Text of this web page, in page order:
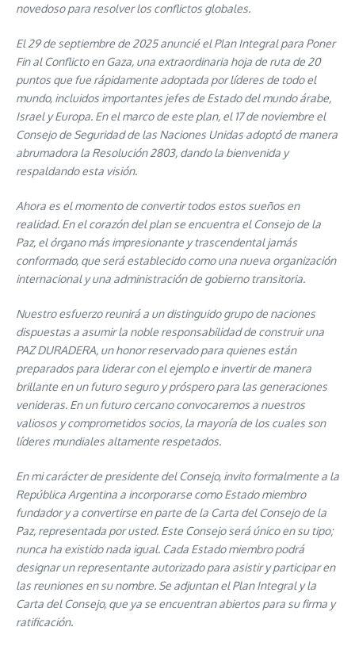
novedoso para resolver los conflictos globales.
El 29 de septiembre de 2025 anuncié el Plan Integral para Poner
Fin al Conflicto en Gaza, una extraordinaria hoja de ruta de 20
puntos que fue rápidamente adoptada por líderes de todo el
mundo, incluidos importantes jefes de Estado del mundo árabe,
Israel y Europa. En el marco de este plan, el 17 de noviembre el
Consejo de Seguridad de las Naciones Unidas adoptó de manera
abrumadora la Resolución 2803, dando la bienvenida y
respaldando esta visión.
Ahora es el momento de convertir todos estos sueños en
realidad. En el corazón del plan se encuentra el Consejo de la
Paz, el órgano más impresionante y trascendental jamás
conformado, que será establecido como una nueva organización
internacional y una administración de gobierno transitoria.
Nuestro esfuerzo reunirá a un distinguido grupo de naciones
dispuestas a asumir la noble responsabilidad de construir una
PAZ DURADERA, un honor reservado para quienes están
preparados para liderar con el ejemplo e invertir de manera
brillante en un futuro seguro y próspero para las generaciones
venideras. En un futuro cercano convocaremos a nuestros
valiosos y comprometidos socios, la mayoría de los cuales son
líderes mundiales altamente respetados.
En mi carácter de presidente del Consejo, invito formalmente a la
República Argentina a incorporarse como Estado miembro
fundador y a convertirse en parte de la Carta del Consejo de la
Paz, representada por usted. Este Consejo será único en su tipo;
nunca ha existido nada igual. Cada Estado miembro podrá
designar un representante autorizado para asistir y participar en
las reuniones en su nombre. Se adjuntan el Plan Integral y la
Carta del Consejo, que ya se encuentran abiertos para su firma y
ratificación.